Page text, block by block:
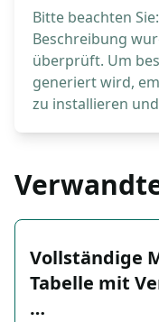
Bitte beachten
Beschreibung
überprüft. Um
generiert wird,
zu installieren
Vollständige
Tabelle mit
…